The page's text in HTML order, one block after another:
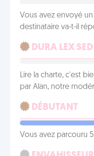
Vous avez envoyé
destinataire va-t-il
DURA LEX
Lire la charte, c'est
par Alan, notre
DÉBUTANT
Vous avez parcouru